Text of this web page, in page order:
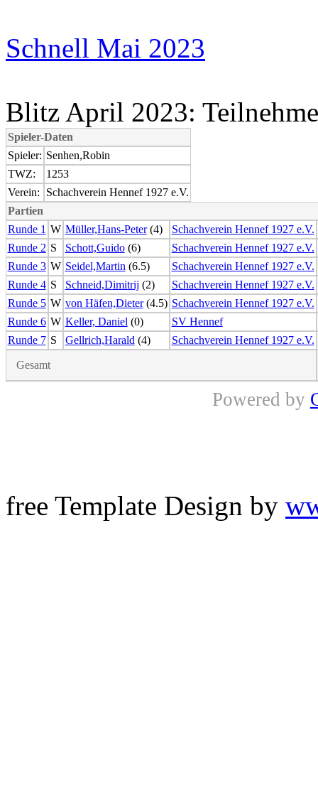
Schnell Mai 2023
Blitz April 2023:
Spieler-Daten
Spieler: Senhen,Robin
TWZ:
1253
Verein:
Schachverein Hennef 1927 e.V.
Partien
Runde 1 W Müller,Hans-Peter(4)
Schachverein Hennef 1927 e.V.
Runde 2 S Schott,Guido(6)
Schachverein Hennef 1927 e.V.
Runde 3 W Seidel,Martin (6.5)
Schachverein Hennef 1927 e.V.
Runde 4 S Schneid,Dimitrij (2)
Schachverein Hennef 1927 e.V.
Runde 5 W von Häfen,Dieter(4.5) Schachverein Hennef 1927 e.V.
Runde 6 W Keller, Daniel (0)
SV Hennef
Runde 7 S Gellrich,Harald (4) Schachverein Hennef 1927 e.V.
Gesamt
Powered by
free Template Design by